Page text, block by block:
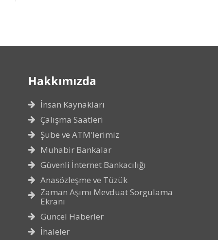
Hakkımızda
İnsan Kaynakları
Çalışma Saatleri
Şube ve ATM'lerimiz
Muhabir Bankalar
Güvenli İnternet Bankacılığı
Anasözleşme ve Tüzük
Zaman Aşımı Mevduat Sorgulama
Ekranı
Güncel Haberler
İhaleler